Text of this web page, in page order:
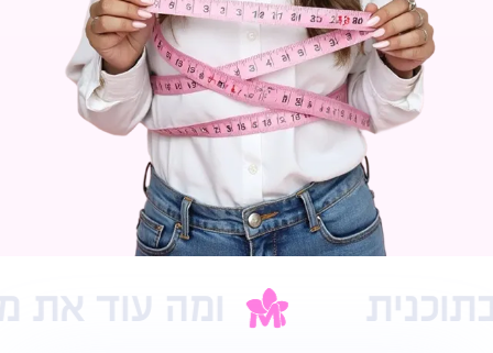
ומה עוד את מקבלת